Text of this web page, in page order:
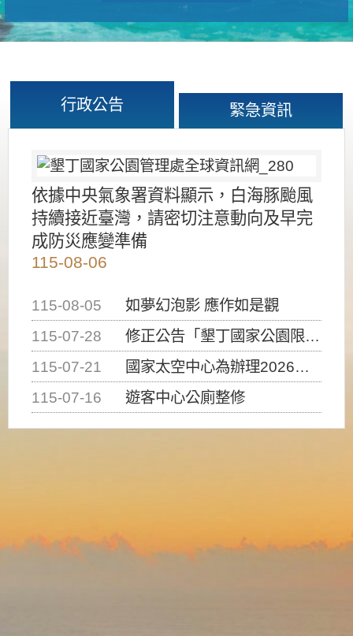
行政公告 緊急資訊
依據中央氣象署資料顯示，白海豚颱風
持續接近臺灣，請密切注意動向及早完
成防災應變準備
115-08-06
115-08-05
如夢幻泡影 應作如是觀
115-07-28
修正公告「墾丁國家公園限制水域遊憩活動之種類、範圍、時間及行為」，自即日生效。
115-07-21
國家太空中心為辦理2026台灣盃火箭競賽，陸、海、空域警戒及協調相關事宜，因颱風備案事宜
115-07-16
遊客中心公廁整修